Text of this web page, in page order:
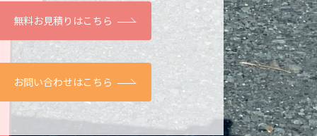
無料お見積りはこちら
お問い合わせはこちら